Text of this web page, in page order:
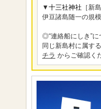
▼ 十三社神社 ［新
伊豆諸島随一の規
◎“連絡船にしき”に
同じ新島村に属す
チラ からご確認く